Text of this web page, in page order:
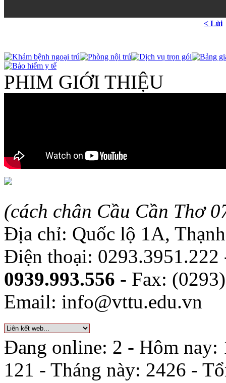
< Lùi
PHIM GIỚI THIỆU
(cách chân Cầu Cần Thơ
Địa chỉ: Quốc lộ 1A,
Điện thoại:
0939.993.556 - Fax:
Email: info@vttu.edu.vn
Đang online: 2 - Hôm nay:
121 - Tháng này: 2426 -